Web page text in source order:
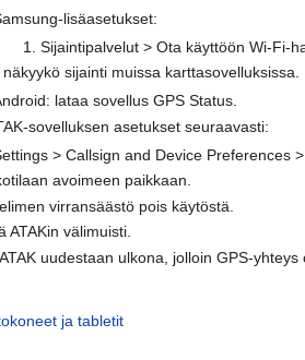
lisäasetukset:
Sijaintipalvelut > Ota käyttöön Wi-Fi-
sijainti muissa karttasovelluksissa.
lataa sovellus GPS Status.
sovelluksen asetukset seuraavasti:
> Callsign and Device Preferences
avoimeen paikkaan.
virransäästö pois käytöstä.
ATAKin välimuisti.
uudestaan ulkona, jolloin GPS-
ja tabletit